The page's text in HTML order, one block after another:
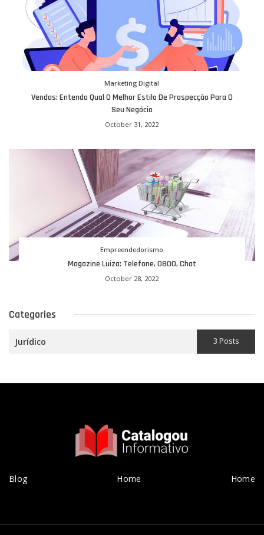
Marketing Digital
Vendas: Entenda Qual O Melhor Estilo De Prospecção Para O
Seu Negócio
October 31, 2022
Empreendedorismo
Magazine Luiza: Telefone, 0800, Chat
October 28, 2022
Categories
Jurídico 3 Posts
Blog Home Home